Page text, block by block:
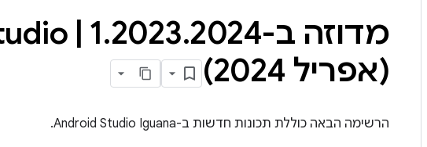
מדוזה ב-Android Studio | 1.2023.2024
(אפריל 2024)
הרשימה הבאה כוללת תכונות חדשות ב-Android Studio Iguana.